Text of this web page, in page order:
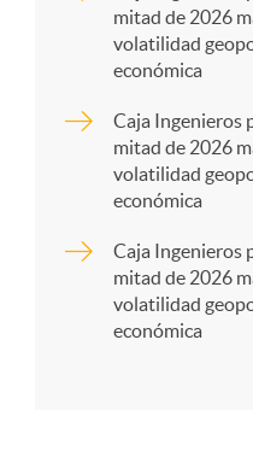
mitad de 2026
volatilidad
económica
Caja Ingenieros
mitad de 2026
volatilidad
económica
Caja Ingenieros
mitad de 2026
volatilidad
económica